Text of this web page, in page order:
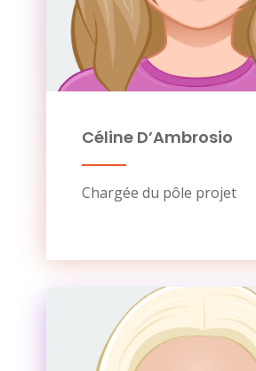
Céline D’Ambrosio
Chargée du pôle projet